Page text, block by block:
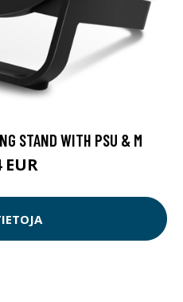
STAND WITH PSU & M
EUR